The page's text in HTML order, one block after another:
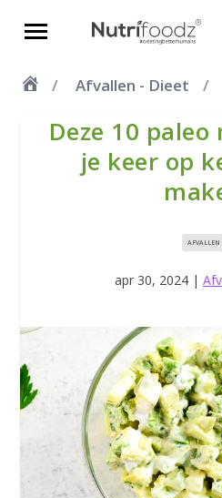
Afvallen - Dieet
Deze 10
je keer op
AFVALLEN
apr 30, 2024 |